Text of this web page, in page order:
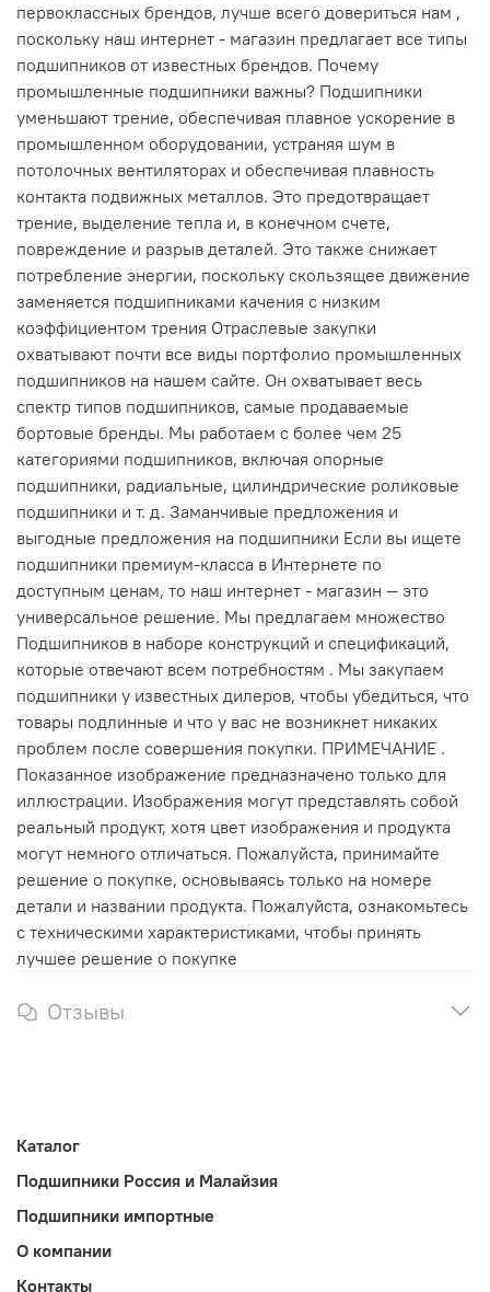
первоклассных брендов, лучше всего довериться нам ,
поскольку наш интернет - магазин предлагает все типы
подшипников от известных брендов. Почему
промышленные подшипники важны? Подшипники
уменьшают трение, обеспечивая плавное ускорение в
промышленном оборудовании, устраняя шум в
потолочных вентиляторах и обеспечивая плавность
контакта подвижных металлов. Это предотвращает
трение, выделение тепла и, в конечном счете,
повреждение и разрыв деталей. Это также снижает
потребление энергии, поскольку скользящее движение
заменяется подшипниками качения с низким
коэффициентом трения Отраслевые закупки
охватывают почти все виды портфолио промышленных
подшипников на нашем сайте. Он охватывает весь
спектр типов подшипников, самые продаваемые
бортовые бренды. Мы работаем с более чем 25
категориями подшипников, включая опорные
подшипники, радиальные, цилиндрические роликовые
подшипники и т. д. Заманчивые предложения и
выгодные предложения на подшипники Если вы ищете
подшипники премиум-класса в Интернете по
доступным ценам, то наш интернет - магазин — это
универсальное решение. Мы предлагаем множество
Подшипников в наборе конструкций и спецификаций,
которые отвечают всем потребностям . Мы закупаем
подшипники у известных дилеров, чтобы убедиться, что
товары подлинные и что у вас не возникнет никаких
проблем после совершения покупки. ПРИМЕЧАНИЕ .
Показанное изображение предназначено только для
иллюстрации. Изображения могут представлять собой
реальный продукт, хотя цвет изображения и продукта
могут немного отличаться. Пожалуйста, принимайте
решение о покупке, основываясь только на номере
детали и названии продукта. Пожалуйста, ознакомьтесь
с техническими характеристиками, чтобы принять
лучшее решение о покупке
Отзывы
Каталог
Подшипники Россия и Малайзия
Подшипники импортные
О компании
Контакты